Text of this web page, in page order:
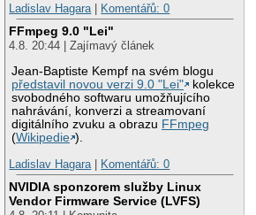
Ladislav Hagara
Komentářů: 0
FFmpeg 9.0 "Lei"
4.8. 20:44 | Zajímavý článek
Jean-Baptiste Kempf na svém blogu
představil novou verzi 9.0 "Lei"
kolekce
svobodného softwaru umožňujícího
nahrávání, konverzi a streamovaní
digitálního zvuku a obrazu FFmpeg
(Wikipedie ).
Ladislav Hagara
Komentářů: 0
NVIDIA sponzorem služby Linux
Vendor Firmware Service (LVFS)